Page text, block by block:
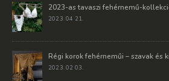
2023-as tavaszi fehérnemű-
2023. 04 21.
Régi korok fehérneműi – szavak és
2023. 02 03.